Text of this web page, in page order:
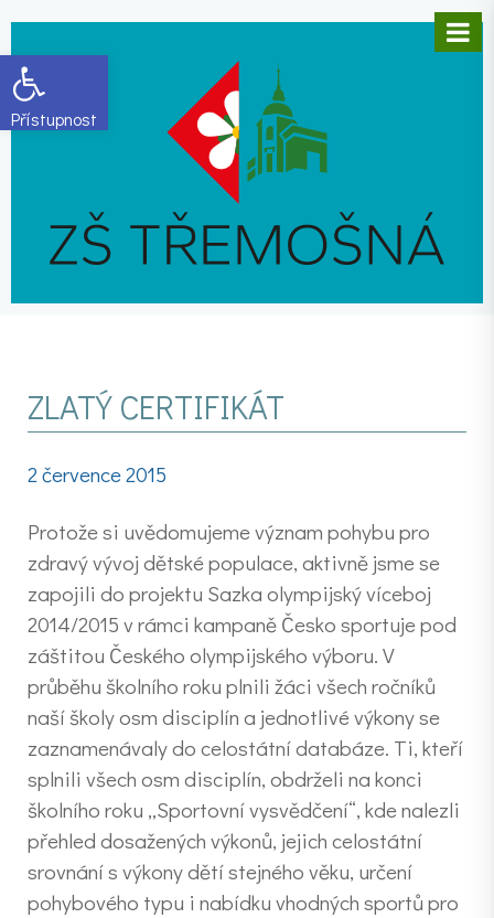
Open toolbar
ZLATÝ CERTIFIKÁT
2 července 2015
Protože si uvědomujeme význam pohybu pro
zdravý vývoj dětské populace, aktivně jsme se
zapojili do projektu Sazka olympijský víceboj
2014/2015 v rámci kampaně Česko sportuje pod
záštitou Českého olympijského výboru. V
průběhu školního roku plnili žáci všech ročníků
naší školy osm disciplín a jednotlivé výkony se
zaznamenávaly do celostátní databáze. Ti, kteří
splnili všech osm disciplín, obdrželi na konci
školního roku „Sportovní vysvědčení“, kde nalezli
přehled dosažených výkonů, jejich celostátní
srovnání s výkony dětí stejného věku, určení
pohybového typu i nabídku vhodných sportů pro